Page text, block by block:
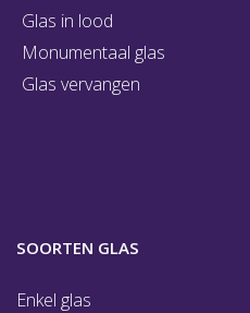
Glas in lood
Monumentaal glas
Glas vervangen
SOORTEN GLAS
Enkel glas